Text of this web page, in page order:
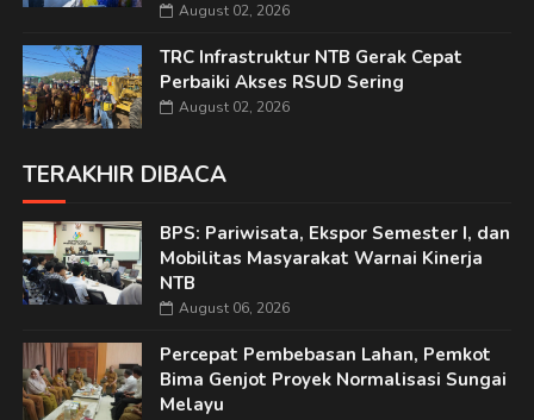
August 02, 2026
TRC Infrastruktur NTB Gerak Cepat
Perbaiki Akses RSUD Sering
August 02, 2026
TERAKHIR DIBACA
BPS: Pariwisata, Ekspor Semester I, dan
Mobilitas Masyarakat Warnai Kinerja
NTB
August 06, 2026
Percepat Pembebasan Lahan, Pemkot
Bima Genjot Proyek Normalisasi Sungai
Melayu